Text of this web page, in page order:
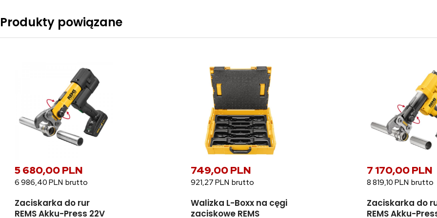
Produkty powiązane
Zaciskarka do rur
REMS Akku-Press 22V
5 680,00 PLN
6 986,40 PLN
Walizka L-Boxx na cęgi
zaciskowe REMS
749,00 PLN
921,27 PLN
Zaciskarka do
REMS Akku-
7 170,00 PLN
8 819,10 PLN